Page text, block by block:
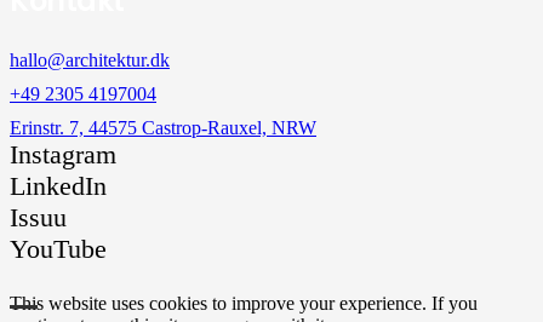
hallo@architektur.dk
+49 2305 4197004
Erinstr. 7, 44575 Castrop-Rauxel, NRW
Instagram
LinkedIn
Issuu
YouTube
This website uses cookies to improve your experience. If you